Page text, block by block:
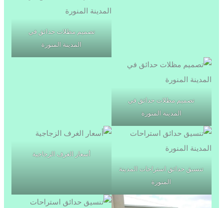
تصميم مظلات حدائق في
المدينة المنورة
تصميم مظلات حدائق في
المدينة المنورة
تنسيق حدائق استراحات المدينة
المنورة
أسعار الغرف الزجاجية